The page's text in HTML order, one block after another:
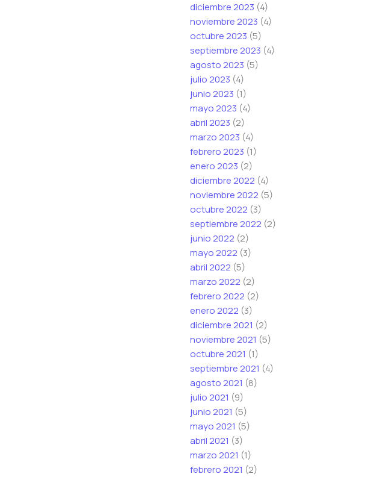
diciembre 2023 (4)
noviembre 2023 (4)
octubre 2023 (5)
septiembre 2023 (4)
agosto 2023 (5)
julio 2023 (4)
junio 2023 (1)
mayo 2023 (4)
abril 2023 (2)
marzo 2023 (4)
febrero 2023 (1)
enero 2023 (2)
diciembre 2022 (4)
noviembre 2022 (5)
octubre 2022 (3)
septiembre 2022 (2)
junio 2022 (2)
mayo 2022 (3)
abril 2022 (5)
marzo 2022 (2)
febrero 2022 (2)
enero 2022 (3)
diciembre 2021 (2)
noviembre 2021 (5)
octubre 2021 (1)
septiembre 2021 (4)
agosto 2021 (8)
julio 2021 (9)
junio 2021 (5)
mayo 2021 (5)
abril 2021 (3)
marzo 2021 (1)
febrero 2021 (2)